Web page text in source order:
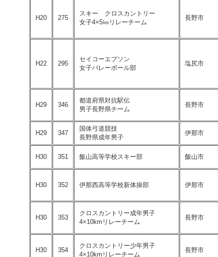
H20 275
スキー クロスカントリー
女子4×5㎞リレーチーム
長野市
H22 295
セイコーエプソン
女子バレーボール部
塩尻市
H29 346
都道府県対抗駅伝
男子長野県チーム
長野市
H29 347
国体弓道競技
長野県成年男子
伊那市
H30 351 飯山高等学校スキー部 飯山市
H30 352 伊那西高等学校新体操部 伊那市
H30 353
クロスカントリー成年男子
4×10kmリレーチーム
長野市
H30 354
クロスカントリー少年男子
4×10kmリレーチーム
長野市